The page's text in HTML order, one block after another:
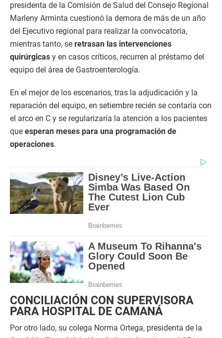
presidenta de la Comisión de Salud del Consejo Regional
Marleny Arminta cuestionó la demora de más de un año
del Ejecutivo regional para realizar la convocatoria,
mientras tanto, se retrasan las intervenciones
quirúrgicas y en casos críticos, recurren al préstamo del
equipo del área de Gastroenterología.
En el mejor de los escenarios, tras la adjudicación y la
reparación del equipo, en setiembre recién se contaría con
el arco en C y se regularizaría la atención a los pacientes
que esperan meses para una programación de
operaciones.
CONCILIACIÓN CON SUPERVISORA
PARA HOSPITAL DE CAMANÁ
Por otro lado, su colega Norma Ortega, presidenta de la